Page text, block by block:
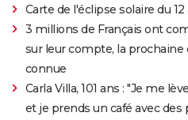
Carte de l'éclipse solaire du 12
3 millions de Français ont
sur leur compte, la
connue
Carla Villa, 101 ans : "Je me
et je prends un café avec